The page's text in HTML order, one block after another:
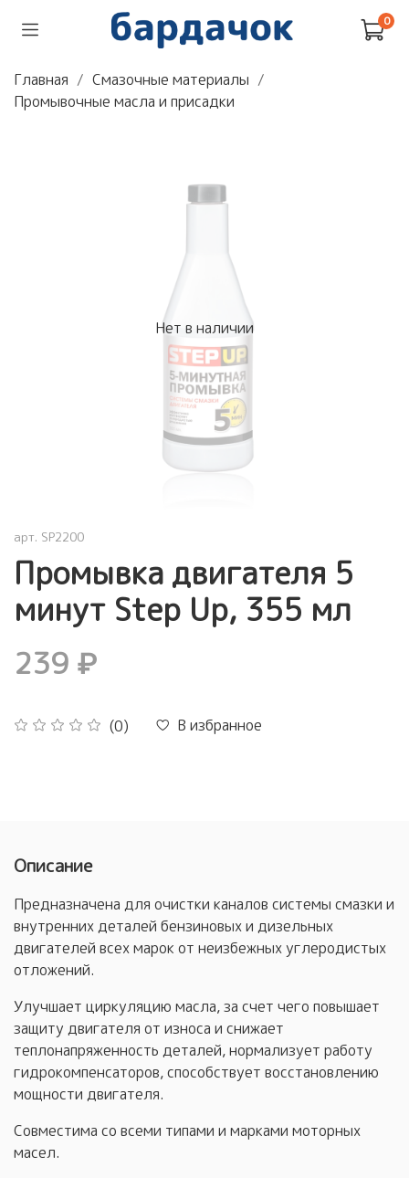
0
Главная
Смазочные материалы
Промывочные масла и присадки
Нет в наличии
арт. SP2200
Промывка двигателя 5
минут Step Up, 355 мл
(0) В избранное
239 ₽
Описание
Предназначена для очистки каналов системы смазки и
внутренних деталей бензиновых и дизельных
двигателей всех марок от неизбежных углеродистых
отложений.
Улучшает циркуляцию масла, за счет чего повышает
защиту двигателя от износа и снижает
теплонапряженность деталей, нормализует работу
гидрокомпенсаторов, способствует восстановлению
мощности двигателя.
Совместима со всеми типами и марками моторных
масел.